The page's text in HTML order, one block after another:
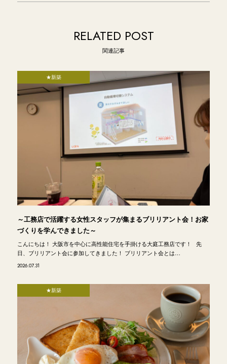
RELATED POST
関連記事
★新築
～工務店で活躍する女性スタッフが集まるブリリアント会！お家
づくりを学んできました～
こんにちは！ 大阪市を中心に高性能住宅を手掛ける大庭工務店です！ 先
日、ブリリアント会に参加してきました！ ブリリアント会とは…
2026.07.31
★新築